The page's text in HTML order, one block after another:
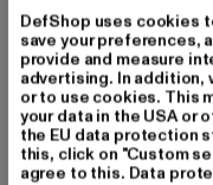
für wichtige
komfortable Rückenpolsterung für bequemes
Tragen
seitliche
Volumen: ca. 25
Maße: 45 x 24 x
DefShop uses cookies
save your preferences,
provide and measure
advertising. In
or to use cookies. This
your data in the USA or
the EU data protection
this, click on "Custom
agree to this. Data